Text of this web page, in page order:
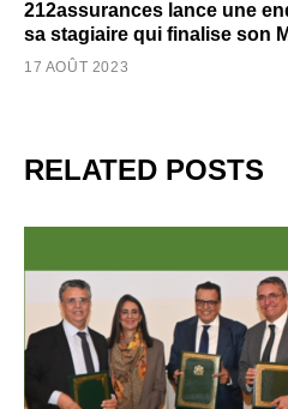
212assurances lance une
sa stagiaire qui finalise son
17 AOÛT 2023
RELATED POSTS